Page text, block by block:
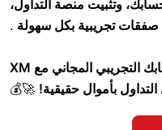
التداول،
سهولة.
هل أنت مستعد للتداول؟ افتح حسابك التجريبي المجاني مع XM
🚀💰